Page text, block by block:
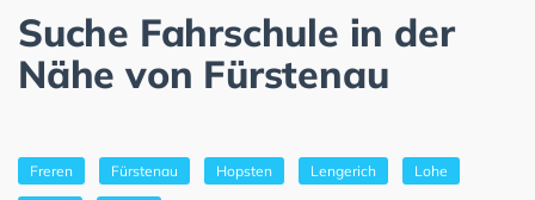
Suche Fahrschule in der
Nähe von Fürstenau
Freren Fürstenau Hopsten Lengerich Lohe